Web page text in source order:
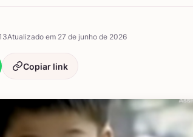
Atualizado em 27 de junho de 2026
Copiar link